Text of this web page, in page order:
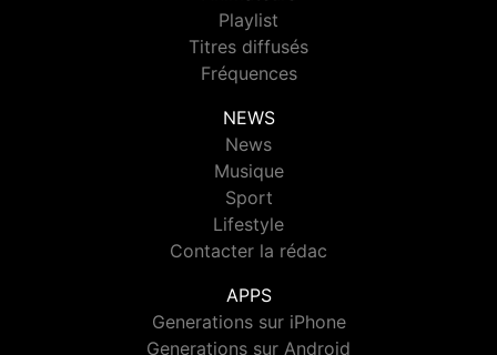
Playlist
Titres diffusés
Fréquences
NEWS
News
Musique
Sport
Lifestyle
Contacter la rédac
APPS
Generations sur iPhone
Generations sur Android